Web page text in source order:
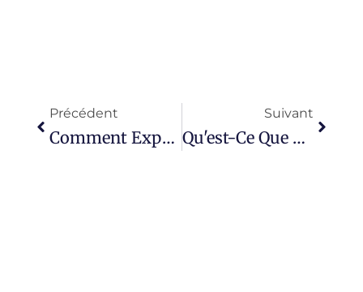
Précédent
Comment Expédier Depuis La Chine Vers Amazon FBA - Guide Complet 2025
Suivant
Qu'est-Ce Que Le Service De Préparation FBA En Chine - Et Pourquoi Est-Ce Important Pour Les Vendeurs D'Amazon ?